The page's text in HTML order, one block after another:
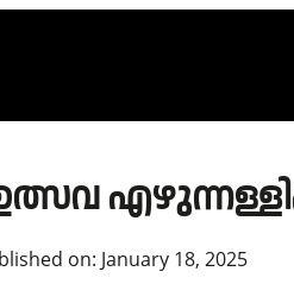
on: January 18, 2025